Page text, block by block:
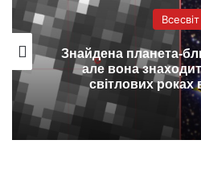
Всесвіт
Знайдена планета-
але вона
світлових роках